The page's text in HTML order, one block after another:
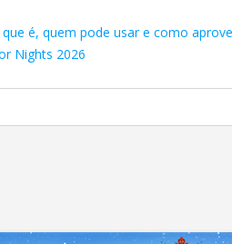
é, quem pode usar e como
Nights 2026